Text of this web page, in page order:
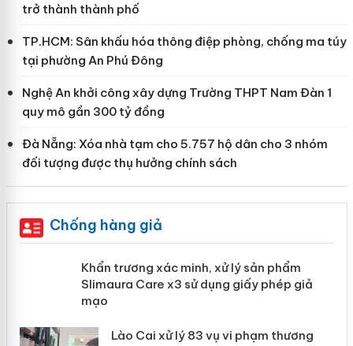
trở thành thành phố
TP.HCM: Sân khấu hóa thông điệp phòng, chống ma túy
tại phường An Phú Đông
Nghệ An khởi công xây dựng Trường THPT Nam Đàn 1
quy mô gần 300 tỷ đồng
Đà Nẵng: Xóa nhà tạm cho 5.757 hộ dân cho 3 nhóm
đối tượng được thụ hưởng chính sách
Chống hàng giả
Khẩn trương xác minh, xử lý sản phẩm
Slimaura Care x3 sử dụng giấy phép